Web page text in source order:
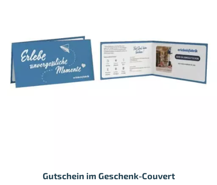
Gutschein im Geschenk-Couvert